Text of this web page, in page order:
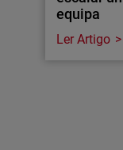
equipa
Ler Artigo